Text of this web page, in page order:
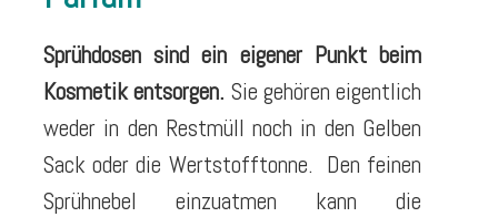
Sprühdosen sind ein eigener Punkt beim
Kosmetik entsorgen. Sie gehören eigentlich
weder in den Restmüll noch in den Gelben
Sack oder die Wertstofftonne. Den feinen
Sprühnebel einzuatmen kann die